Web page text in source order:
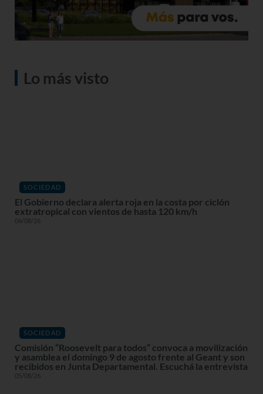
Lo más visto
SOCIEDAD
El Gobierno declara alerta roja en la costa por ciclón
extratropical con vientos de hasta 120 km/h
06/08/26
SOCIEDAD
Comisión “Roosevelt para todos” convoca a movilización
y asamblea el domingo 9 de agosto frente al Geant y son
recibidos en Junta Departamental. Escuchá la entrevista
05/08/26